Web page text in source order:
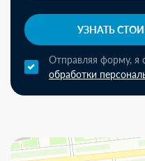
УЗНАТЬ
Отправляя форму, я
обработки